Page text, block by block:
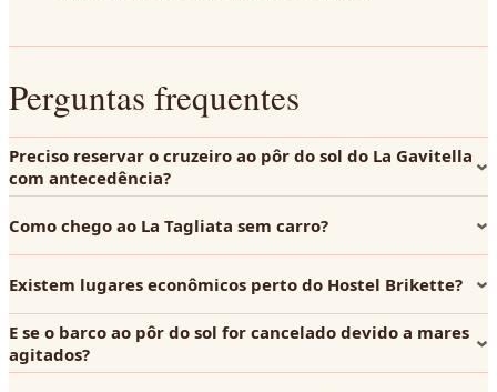
Perguntas frequentes
Preciso reservar o cruzeiro ao pôr do sol do La Gavitella
com antecedência?
Como chego ao La Tagliata sem carro?
Existem lugares econômicos perto do Hostel Brikette?
E se o barco ao pôr do sol for cancelado devido a mares
agitados?